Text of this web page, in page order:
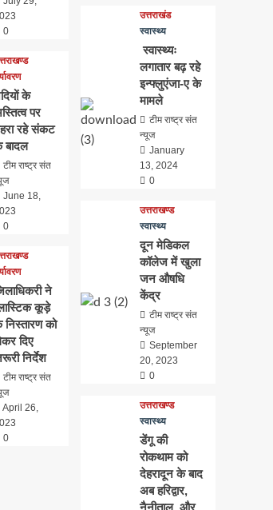
0
के
पर
रहे संकट
बादल
टीम राष्ट्र संत
June 18,
0
ने
कूड़े
को
दिए
निर्देश
टीम राष्ट्र संत
April 26,
0
उत्तराखंड
स्वास्थ्य
स्वास्थ्यः
लगातार बढ़ रहे
इन्फ्लुएंजा-ए के
मामले
टीम राष्ट्र संत
न्यूज
January
13, 2024
0
उत्तराखण्ड
स्वास्थ्य
दून मेडिकल
कॉलेज में खुला
जन औषधि
केंद्र
टीम राष्ट्र संत
न्यूज
September
20, 2023
0
उत्तराखण्ड
स्वास्थ्य
डेंगू की
रोकथाम को
देहरादून के बाद
अब हरिद्वार,
नैनीताल, और